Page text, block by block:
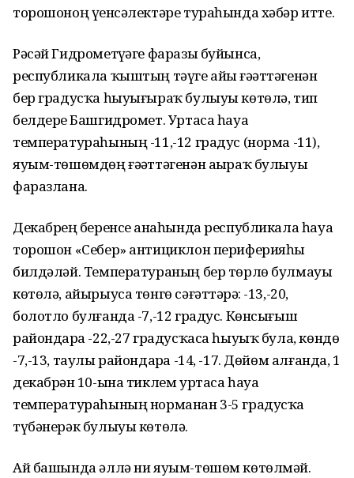
торошоноң үҙенсәлектәре тураһында хәбәр итте.
Рәсәй Гидрометүҙәге фаразы буйынса,
республикала ҡыштың тәүге айы ғәҙәттәгенән
бер градусҡа һыуығыраҡ булыуы көтөлә, тип
белдерҙе Башгидромет. Уртаса һауа
температураһының -11,-12 градус (норма -11),
яуым-төшөмдөң ғәҙәттәгенән аҙыраҡ булыуы
фаразлана.
Декабрҙең беренсе аҙнаһында республикала һауа
торошон «Себер» антициклон периферияһы
билдәләй. Температураның бер төрлө булмауы
көтөлә, айырыуса төнгө сәғәттәрҙә: -13,-20,
болотло булғанда -7,-12 градус. Көнсығыш
райондарҙа -22,-27 градусҡаса һыуыҡ була, көндөҙ
-7,-13, таулы райондарҙа -14, -17. Дөйөм алғанда, 1
декабрҙән 10-ына тиклем уртаса һауа
температураһының норманан 3-5 градусҡа
түбәнерәк булыуы көтөлә.
Ай башында әллә ни яуым-төшөм көтөлмәй.